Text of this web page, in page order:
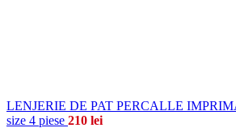
LENJERIE DE PAT PERCALLE
size 4 piese 210 lei